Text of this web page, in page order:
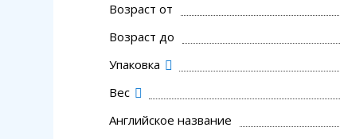
Возраст от
Возраст до
Упаковка
Вес
Английское название